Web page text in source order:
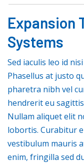
Expansion
Systems
Sed iaculis leo id
Phasellus at justo
pharetra nibh vel
hendrerit eu
Nullam aliquet elit
lobortis. Curabitur
vestibulum mauris
enim, fringilla sed